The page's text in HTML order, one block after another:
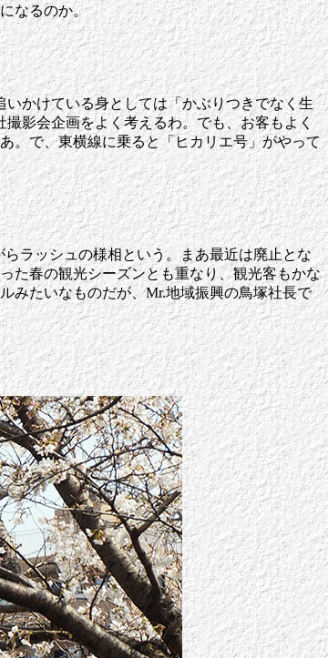
なるのか。
かけている身としては「かぶりつきでなく生
影会企画をよく考えるわ。でも、お客もよく
。で、東横線に乗ると「ヒカリエ号」がやって
ラッシュの様相という。まあ最近は廃止とな
た春の観光シーズンとも重なり、観光客もかな
みたいなものだが、Mr.地域振興の鳥塚社長で